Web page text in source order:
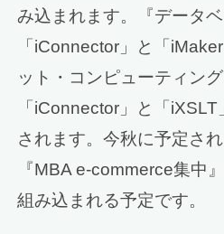
み込まれます。『データ
「iConnector」と「
ット・コンピューティン
「iConnector」と「
されます。今秋に予定さ
『MBA e-commerce集中
組み込まれる予定です。